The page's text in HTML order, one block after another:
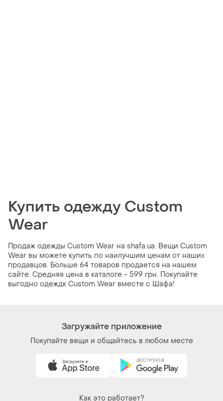
Купить одежду Сustom
Wear
Продаж одежды Сustom Wear на shafa.ua. Вещи Сustom
Wear вы можете купить по наилучшим ценам от наших
продавцов. Больше 64 товаров продается на нашем
сайте. Средняя цена в каталоге - 599 грн. Покупайте
выгодно одеждк Сustom Wear вместе с Шафа!
Загружайте приложение
Покупайте вещи и общайтесь в любом месте
Как это работает?